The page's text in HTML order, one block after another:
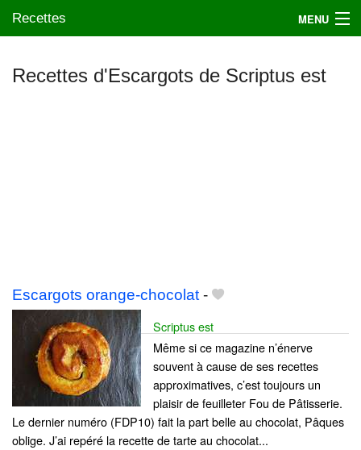
Recettes MENU
Recettes d'Escargots de Scriptus est
Escargots orange-chocolat -
Scriptus est
Même si ce magazine n’énerve
souvent à cause de ses recettes
approximatives, c’est toujours un
plaisir de feuilleter Fou de Pâtisserie.
Le dernier numéro (FDP10) fait la part belle au chocolat, Pâques
oblige. J’ai repéré la recette de tarte au chocolat...